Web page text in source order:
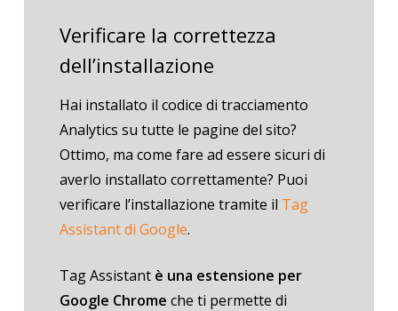
Verificare la correttezza
dell’installazione
Hai installato il codice di tracciamento
Analytics su tutte le pagine del sito?
Ottimo, ma come fare ad essere sicuri di
averlo installato correttamente? Puoi
verificare l’installazione tramite il Tag
Assistant di Google.
Tag Assistant è una estensione per
Google Chrome che ti permette di